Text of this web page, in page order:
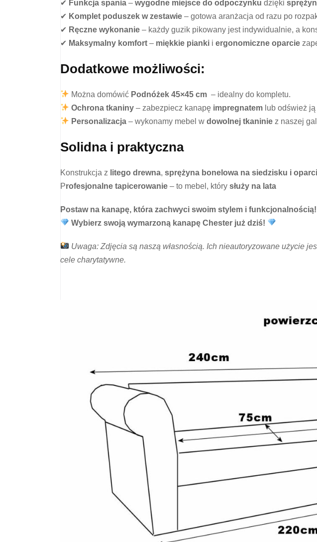
✔ Funkcja spania – wygodne miejsce do odpoczynku dzięki
✔ Komplet poduszek w zestawie – gotowa aranżacja od razu po
✔ Ręczne wykonanie – każdy guzik pikowany jest indywidualnie, a
✔ Maksymalny komfort – miękkie pianki i ergonomiczne oparcie
Dodatkowe możliwości:
Można domówić Podnóżek 45×45 cm – idealny do kompletu.
Ochrona tkaniny – zabezpiecz kanapę impregnatem lub odśwież
Personalizacja – wykonamy mebel wdowolnej tkaninie z naszej
Solidna i praktyczna
Konstrukcja z litego drewna, sprężyna bonelowa na siedzisku i
Profesjonalne tapicerowanie – to mebel, który służy na lata
Postaw na kanapę, która zachwyci swoim stylem i funkcjonalnością!
Wybierz swoją wymarzoną kanapę Chester już dziś!
Uwaga: Zdjęcia są naszą własnością. Ich nieautoryzowane użycie
cele charytatywne.